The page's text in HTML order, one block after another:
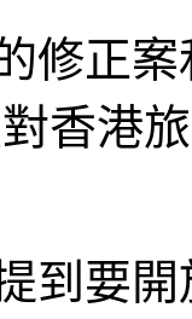
修正
香港
到要